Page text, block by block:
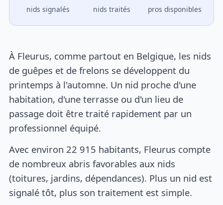
nids signalés nids traités pros disponibles
À Fleurus, comme partout en Belgique, les nids
de guêpes et de frelons se développent du
printemps à l'automne. Un nid proche d'une
habitation, d'une terrasse ou d'un lieu de
passage doit être traité rapidement par un
professionnel équipé.
Avec environ 22 915 habitants, Fleurus compte
de nombreux abris favorables aux nids
(toitures, jardins, dépendances). Plus un nid est
signalé tôt, plus son traitement est simple.